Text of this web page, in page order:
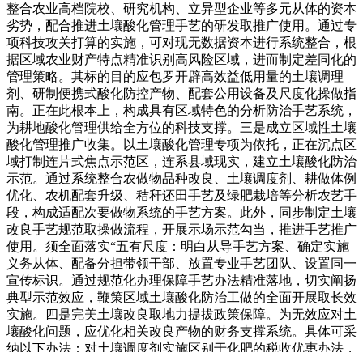
整合农业高档院校、研究机构、立异型企业等多元从体的资本
劣势，配合推进土壤酸化管理手艺的研发取推广使用。通过专
项科技攻关打算的实施，可对现无数据资本进行系统整合，根
据区域农业财产特点精准识别高风险区域，进而制定差同化的
管理策略。其标的目的应包罗开辟高效益低用量的土壤调理
剂、研制便携式酸化防控产物、配套公用设备及尺度化操做指
南。正在此根本上，构成具有区域特色的分析防治手艺系统，
为耕地酸化管理供给全方位的科技支撑。三是成立区域性土壤
酸化管理推广收集。以土壤酸化管理专项为依托，正在沉点区
域打制连片式焦点示范区，连系县域现实，建立土壤酸化防治
示范。通过系统整合农做物品种改良、土壤调度剂、耕做体例
优化、农机配套升级、秸秆还田手艺及绿肥栽培等分析农艺手
段，构成适配次要做物系统的手艺方案。此外，同步制定土壤
改良手艺规范取操做流程，开展示场示范勾当，推进手艺推广
使用。须全面落实“五有尺度：明白从导手艺方案、确定实施
义务从体、配备分担带领干部、放置专业手艺团队、设置同一
宣传标识。通过规范化办理保障手艺办法精准落地，切实阐扬
典型示范效应，鞭策区域土壤酸化防治工做的全面开展取长效
实施。四是完美土壤改良取地力提拔政策保障。为无效应对土
壤酸化问题，应优化相关改良产物的财务支撑系统。具体可采
纳以下办法：对土壤调度剂实施区别于化肥的税收优惠办法，